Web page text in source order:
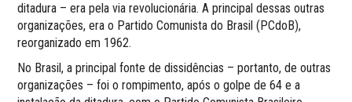
ditadura – era pela via revolucionária. A principal dessas outras
organizações, era o Partido Comunista do Brasil (PCdoB),
reorganizado em 1962.
No Brasil, a principal fonte de dissidências – portanto, de outras
organizações – foi o rompimento, após o golpe de 64 e a